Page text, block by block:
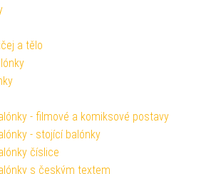
a tělo
- filmové a komiksové postavy
- stojící balónky
číslice
s českým textem